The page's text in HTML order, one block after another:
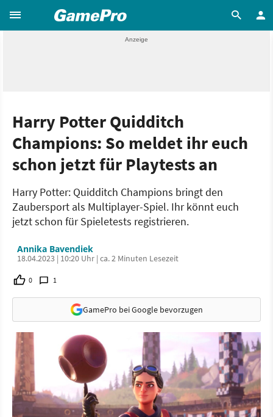
Harry Potter Quidditch
Champions: So meldet ihr euch
schon jetzt für Playtests an
Harry Potter: Quidditch Champions bringt den
Zaubersport als Multiplayer-Spiel. Ihr könnt euch
jetzt schon für Spieletests registrieren.
Annika Bavendiek
18.04.2023 | 10:20 Uhr | ca. 2 Minuten Lesezeit
0 1
GamePro bei Google bevorzugen